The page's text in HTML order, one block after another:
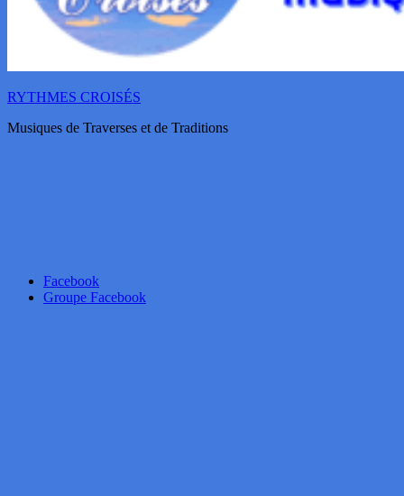
RYTHMES CROISÉS
Musiques de Traverses et de Traditions
Facebook
Groupe Facebook